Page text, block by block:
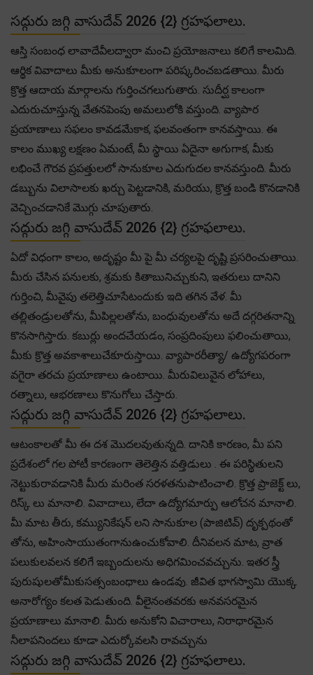
సద్గురు జగ్గి వాసుదేవ్ 2026 {2} గ్రహఫలాలు.
ఆస్తి సంబంధ లావాదేవీలద్వారా మంచి ప్రయోజనాలు కలిగే కాలమిది.
ఆర్థిక వివాదాలు మీకు అనుకూలంగా పరిష్కరించబడతాయి. మీరు
క్రొత్త ఆదాయ మార్గాలను గుర్తించగలుగుతారు. సుదీర్ఘ కాలంగా
ఎదురుచూస్తున్న వేతనపెంపు అమలులోకి వస్తుంది. వ్యాపార
ప్రయాణాలు సఫలం కావడమేకాక, ఫలవంతంగా కానవస్తాయి. ఈ
కాలం ముఖ్య లక్షణం ఏమంటే, మీ స్థాయి ఏదైనా అగుగాక, మీకు
లభించే గౌరవ ప్రపత్తులలో సానుకూల ఎదుగుదల కానవస్తుంది. మీరు
డబ్బును విలాసాలకు ఖర్చు పెట్టడానికి, మరియు, క్రొత్త బండి కొనడానికి
వెచ్చించడానికే మొగ్గు చూపుతారు.
సద్గురు జగ్గి వాసుదేవ్ 2026 {2} గ్రహఫలాలు.
ఏదో విధంగా కాలం, అదృష్టం మీ పై మీ చర్యలపై దృష్టి ప్రసరించుతాయి.
మీరు చేసిన పనులకు, శ్రమకు కితాబునిచ్చుకుని, ఇతరులు దానిని
గుర్తించి, మీవైపు తలెత్తిచూసేటందుకు ఇది తగిన వేళ. మీ
తల్లితండ్రులతోను, మీపిల్లలతోను, బంధువులతోను అదే దగ్గరితనాన్ని
కొనసాగిస్తారు. కబుర్లు అందచేయడం, సంప్రదింపులు ఫలించుతాయి,
మీకు క్రొత్త అవకాశాలుచేకూరుస్తాయి. వ్యాపారరీత్యా/ ఉద్యోగపరంగా
వగైరా తరచు ప్రయాణాలు ఉంటాయి. మీరువిలువైన లోహాలు,
రత్నాలు, ఆభరణాలు కొనుగోలు చేస్తారు.
సద్గురు జగ్గి వాసుదేవ్ 2026 {2} గ్రహఫలాలు.
ఆటంకాలతో మీ ఈ దశ మొదలవుతున్నది. దానికి కారణం, మీ పని
ప్రదేశంలో గల పోటీ కారణంగా తెలెత్తిన వత్తిడులు . ఈ పరిస్థితులని
నెట్టుకురావడానికి మీరు మరింత సరళతనుపాటించాలి. క్రొత్త ప్రాజెక్ట్ లు,
రిస్క్ లు మానాలి. వివాదాలు, లేదా ఉద్యోగమార్పు ఆలోచన మానాలి.
మీ మాట తీరు, కమ్యునికేషన్ లని సానుకూల (పాజిటివ్) దృక్పథంతో
తోను, అహింసాయుతంగానుఉంచుకోవాలి. దీనివలన మాట, వ్రాత
పలుకులవలన కలిగే ఇబ్బందులను అధిగమించవచ్చును. ఇతర స్త్రీ
పురుషులతోమీకుసత్సంబంధాలు ఉండవు. జీవిత భాగస్వామి యొక్క
అనారోగ్యం కలత పెడుతుంది. వీలైనంతవరకు అనవసరమైన
ప్రయాణాలు మానాలి. మీరు అనుకోని విచారాలు, నిరాధారమైన
నీలాపనిందలు కూడా ఎదుర్కోవలసి రావచ్చును
సద్గురు జగ్గి వాసుదేవ్ 2026 {2} గ్రహఫలాలు.